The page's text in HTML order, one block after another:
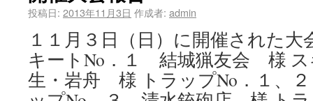
投稿日: 2013年11月3日 作成者: admin
１１月３日（日）に開催された
キートNo．１ 結城猟友会 様
生・岩舟 様 トラップNo．１、